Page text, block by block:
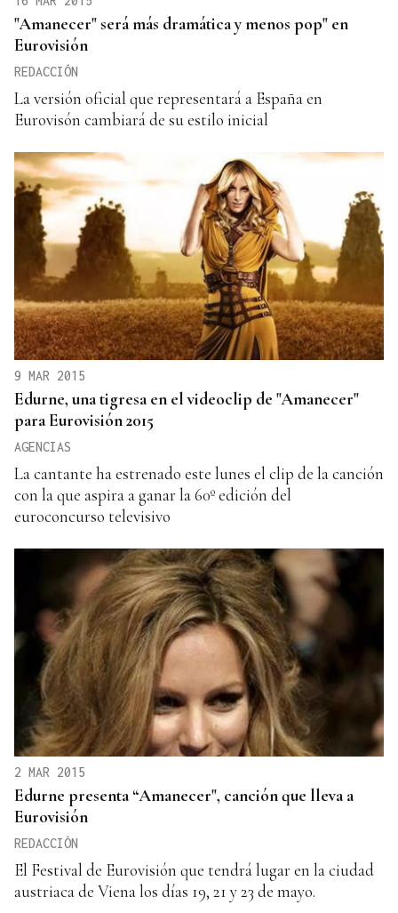
"Amanecer" será más dramática y menos pop" en
Eurovisión
REDACCIÓN
La versión oficial que representará a España en
Eurovisón cambiará de su estilo inicial
9 MAR 2015
Edurne, una tigresa en el videoclip de "Amanecer"
para Eurovisión 2015
AGENCIAS
La cantante ha estrenado este lunes el clip de la canción
con la que aspira a ganar la 60º edición del
euroconcurso televisivo
2 MAR 2015
Edurne presenta “Amanecer", canción que lleva a
Eurovisión
REDACCIÓN
El Festival de Eurovisión que tendrá lugar en la ciudad
austriaca de Viena los días 19, 21 y 23 de mayo.